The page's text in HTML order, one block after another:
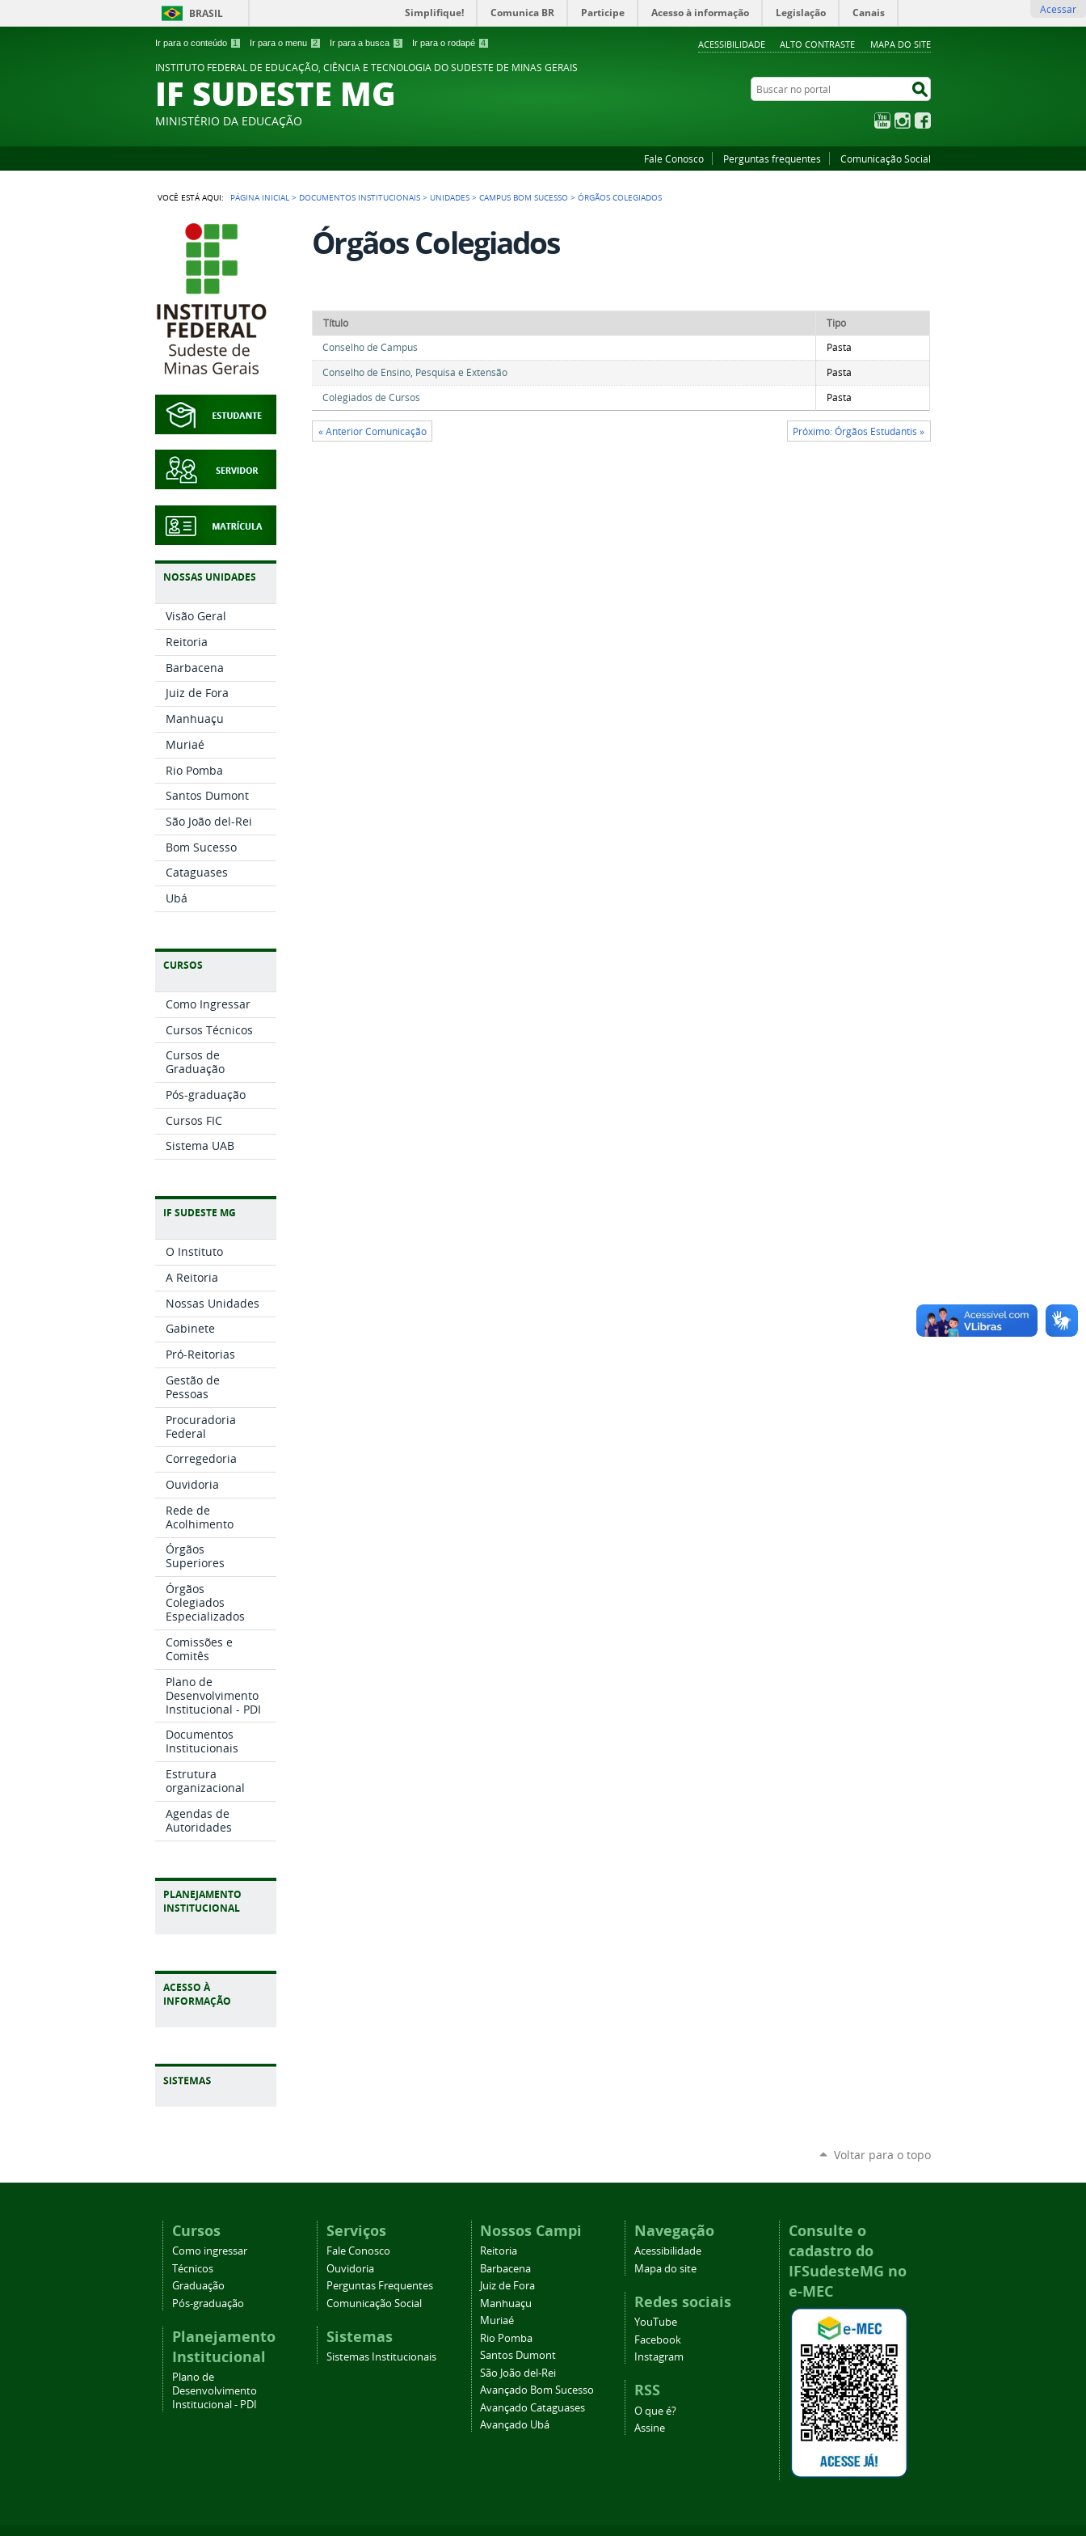
Ir para o conteúdo 1 Ir para o menu 2 Ir para a busca 3 Ir para o rodapé 4 ACESSIBILIDADE ALTO CONTRASTE MAPA DO SITE
BRASIL Simplifique! Comunica BR Participe Acesso à informação Legislação Canais Acessar
INSTITUTO FEDERAL DE EDUCAÇÃO, CIÊNCIA E TECNOLOGIA DO SUDESTE DE MINAS GERAIS
IF SUDESTE MG
MINISTÉRIO DA EDUCAÇÃO
Buscar no portal
YouTubeInstagram
Fale Conosco Perguntas frequentes Comunicação Social
VOCÊ ESTÁ AQUI: PÁGINA INICIAL > DOCUMENTOS INSTITUCIONAIS > UNIDADES >CAMPUS BOM SUCESSO >ÓRGÃOS COLEGIADOS
NOSSAS UNIDADES
Visão Geral
Reitoria
Barbacena
Juiz de Fora
Manhuaçu
Muriaé
Rio Pomba
Santos Dumont
São João del-Rei
Bom Sucesso
Cataguases
Ubá
CURSOS
Como Ingressar
Cursos Técnicos
Cursos de
Graduação
Pós-graduação
Cursos FIC
Sistema UAB
IF SUDESTE MG
O Instituto
A Reitoria
Nossas Unidades
Gabinete
Pró-Reitorias
Gestão de
Pessoas
Procuradoria
Federal
Corregedoria
Ouvidoria
Rede de
Acolhimento
Órgãos
Superiores
Órgãos
Colegiados
Especializados
Comissões e
Comitês
Plano de
Desenvolvimento
Institucional - PDI
Documentos
Institucionais
Estrutura
organizacional
Agendas de
Autoridades
PLANEJAMENTO
INSTITUCIONAL
ACESSO À
INFORMAÇÃO
Órgãos Colegiados
Título
Tipo
Conselho de Campus
Pasta
Conselho de Ensino, Pesquisa e Extensão
Pasta
Colegiados de Cursos
Pasta
« Anterior Comunicação Próximo: Órgãos Estudantis »
Voltar para o topo
Cursos
Como ingressar
Técnicos
Graduação
Pós-graduação
Planejamento
Institucional
Plano de
Desenvolvimento
Institucional - PDI
Serviços
Fale Conosco
Ouvidoria
Perguntas Frequentes
Comunicação Social
Sistemas
Sistemas Institucionais
Nossos Campi
Reitoria
Barbacena
Juiz de Fora
Manhuaçu
Muriaé
Rio Pomba
Santos Dumont
São João del-Rei
Avançado Bom Sucesso
Avançado Cataguases
Avançado Ubá
Navegação
Acessibilidade
Mapa do site
Redes sociais
YouTube
Facebook
Instagram
RSS
O que é?
Assine
Consulte o
cadastro do
IFSudesteMG no
e-MEC